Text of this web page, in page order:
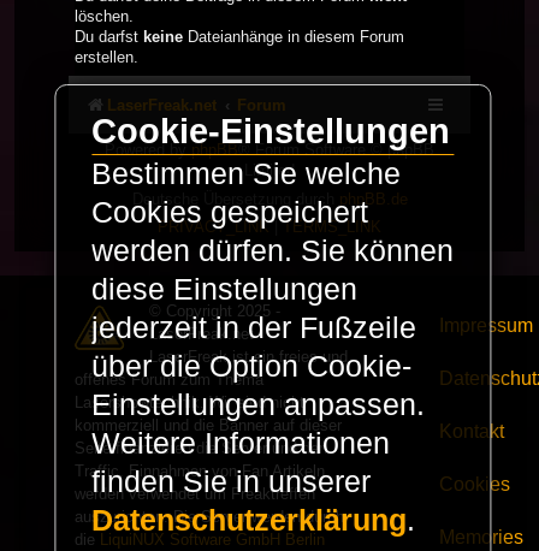
löschen.
Du darfst keine Dateianhänge in diesem Forum
erstellen.
LaserFreak.net Forum
phpBB
® Forum Software © phpBB
Limited
Deutsche Übersetzung durch phpBB.de
PRIVACY_LINK|TERMS_LINK
© Copyright 2025 -
LaserFreak.net
LaserFreak ist ein freies und
offenes Forum zum Thema
Lasershowtechnik. Wir sind nicht
kommerziell und die Banner auf dieser
Seite finanzieren die Server und den
Traffic. Einnahmen von Fan Artikeln
werden verwendet um Freaktreffen
auszurichten. Die Server werden durch
die
LiquiNUX Software GmbH Berlin
Impressum
Kontakt
Cookies
Memories
Cookie-Einstellungen
Bestimmen Sie welche
Cookies gespeichert
werden dürfen. Sie können
diese Einstellungen
jederzeit in der Fußzeile
über die Option Cookie-
Einstellungen anpassen.
Weitere Informationen
finden Sie in unserer
Datenschutzerklärung.